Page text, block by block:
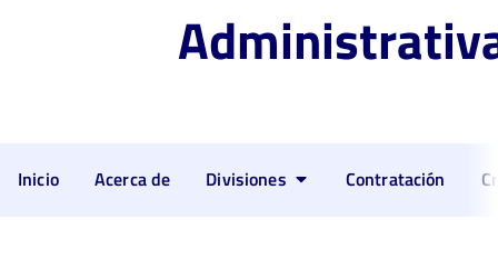
Inicio Acerca de Divisiones Contratación